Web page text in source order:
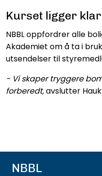
Kurset ligger
NBBL oppfordrer alle
Akademiet om å ta i
utsendelser til
- Vi skaper tryggere
forberedt,avslutter
NBBL